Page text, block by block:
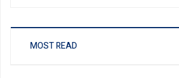
MOST READ